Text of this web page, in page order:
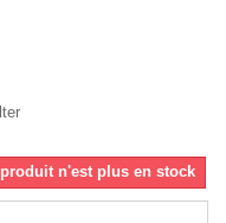
n'est plus en stock